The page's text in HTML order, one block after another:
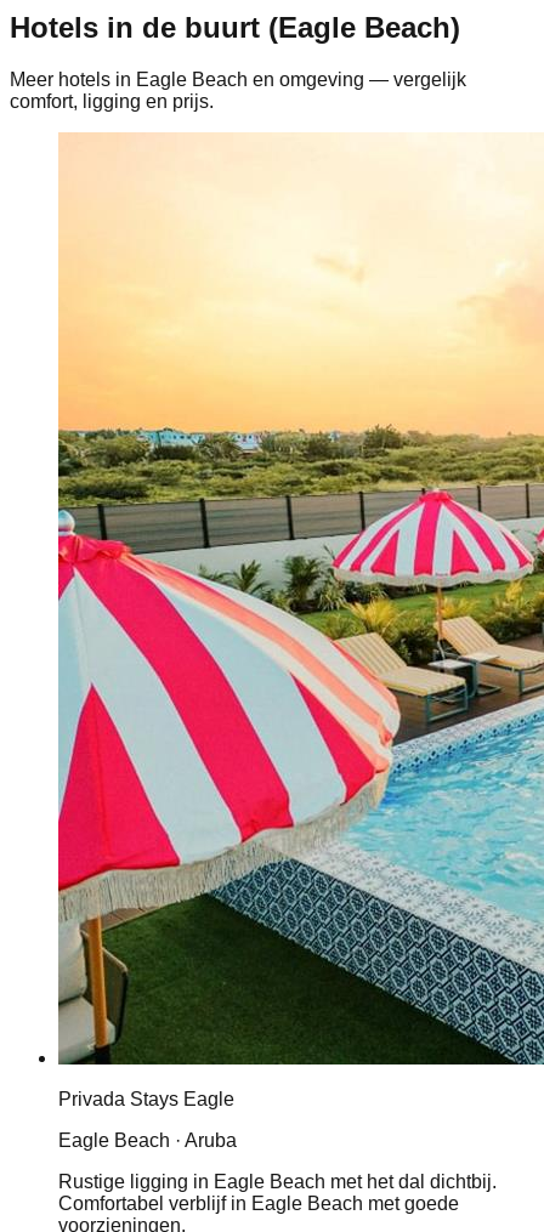
Hotels in de buurt (Eagle Beach)
Meer hotels in Eagle Beach en omgeving — vergelijk
comfort, ligging en prijs.
Privada Stays Eagle
Eagle Beach · Aruba
Rustige ligging in Eagle Beach met het dal dichtbij.
Comfortabel verblijf in Eagle Beach met goede
voorzieningen.